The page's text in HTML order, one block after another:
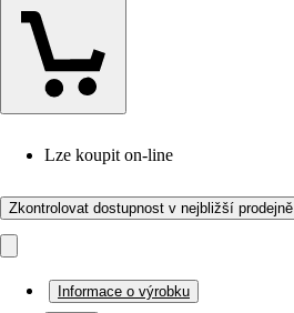
Lze koupit on-line
Zkontrolovat dostupnost v nejbližší prodejně
Informace o výrobku